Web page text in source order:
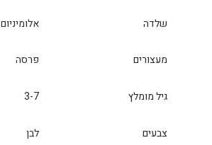
שלדה אלומיניום
מעצורים פרסה
גיל מומלץ 3-7
צבעים לבן